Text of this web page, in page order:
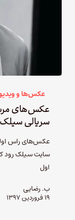
عکس‌ها و
سریالی
عکس‌های راس
سایت سیلک رود
اول
ب. رضایی
۱۹ فروردین ۱۳۹۷